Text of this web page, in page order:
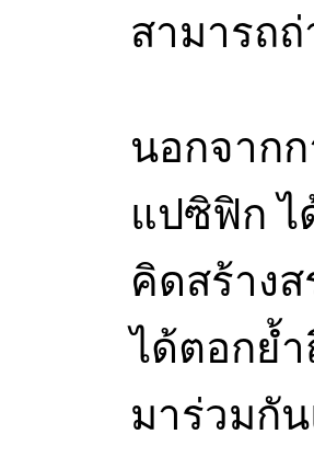
สามารถ
นอกจาก
แปซิฟิก ไ
คิดสร้าง
ได้ตอกย้
มาร่วมกั